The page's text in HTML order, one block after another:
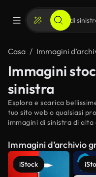
Casa Immagini
Immagini
sinistra
Esplora e scarica
tuo sito web o qualsiasi
immagini di sinistra di
Immagini d’archivio
iStock